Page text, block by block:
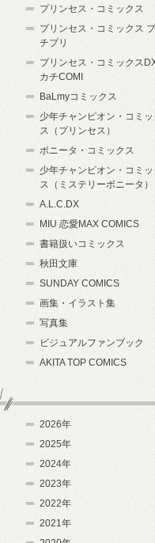
プリンセス・コミックス
プリンセス・コミックス プ
チプリ
プリンセス・コミックス
カチCOMI
BaLmyコミックス
少年チャンピオン・コミッ
ス（プリンセス）
ボニータ・コミックス
少年チャンピオン・コミッ
ス（ミステリーボニータ）
A.L.C.DX
MIU 恋愛MAX COMICS
書籍扱いコミックス
秋田文庫
SUNDAY COMICS
画集・イラスト集
写真集
ビジュアルファンブック
AKITA TOP COMICS
2026年
2025年
2024年
2023年
2022年
2021年